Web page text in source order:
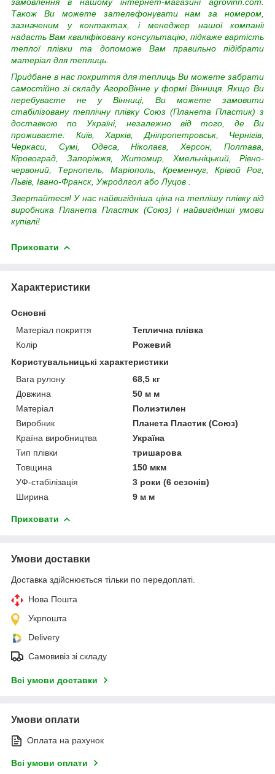
Також Ви можете зателефонувати нам за номером,
зазначеним у контактах, і менеджер нашої компанії
надасть Вам кваліфіковану консультацію, підкаже вартість
теплої плівки та допоможе Вам правильно підібрати
матеріал для теплиць.
Придбане в нас покриття для теплиць Ви можете забрати
самостійно зі складу АгороВінне у формі Вінниця. Якщо Ви
перебуваєте не у Вінниці, Ви можете замовити
стабілізовану теплічну плівку Союз (Планета Пластик) з
доставкою по Україні, незалежно від того, де Ви
проживаєте:
Київ, Харків, Дніпропетровськ, Чернігів,
Черкаси, Сумі, Одеса, Ніколаєв, Херсон, Полтава,
Кіровоград, Запоріжжя, Житомир, Хмельніцький, Рівно-
червоний, Тернопель, Маріополь, Кременчуг, Крівой Рог,
Львів, Івано-Франск, Ужродлгол або Луцов
Звертайтеся! У нас найвигідніша ціна на теплішу плівку від
виробника Планета Пластик (Союз) і найвигідніші умови
купівлі!
Приховати
Характеристики
Основні
Матеріал покриття
Теплична плівка
Колір
Рожевий
Користувальницькі характеристики
Вага рулону
68,5 кг
Довжина
50 м м
Матеріал
Полиэтилен
Виробник
Планета Пластик (Союз)
Країна виробництва
Україна
Тип плівки
тришарова
Товщина
150 мкм
УФ-стабілізація
3 роки (6 сезонів)
Ширина
9 м м
Приховати
Умови доставки
Доставка здійснюється тільки по передоплаті.
Нова Пошта
Укрпошта
Delivery
Самовивіз зі складу
Всі умови доставки
Умови оплати
Оплата на рахунок
Всі умови оплати